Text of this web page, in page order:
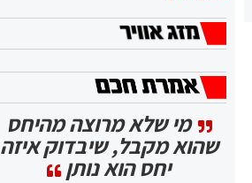
מי שלא מרוצה מהיחס
שהוא מקבל, שיבדוק איזה
יחס הוא נותן